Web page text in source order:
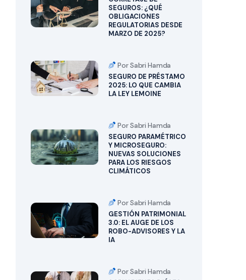
SEGUROS: ¿QUÉ
OBLIGACIONES
REGULATORIAS DESDE
MARZO DE 2025?
Por Sabri Hamda
SEGURO DE PRÉSTAMO
2025: LO QUE CAMBIA
LA LEY LEMOINE
Por Sabri Hamda
SEGURO PARAMÉTRICO
Y MICROSEGURO:
NUEVAS SOLUCIONES
PARA LOS RIESGOS
CLIMÁTICOS
Por Sabri Hamda
GESTIÓN PATRIMONIAL
3.0: EL AUGE DE LOS
ROBO-ADVISORES Y LA
IA
Por Sabri Hamda